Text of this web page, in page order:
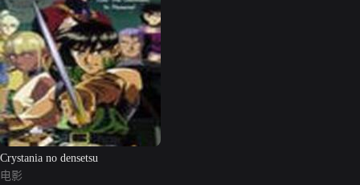
Crystania no densetsu
电影